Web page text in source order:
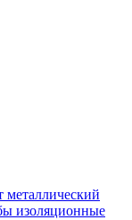
металлический
изоляционные